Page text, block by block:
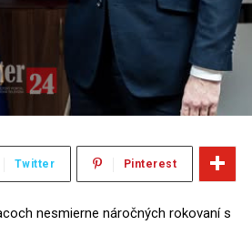
Twitter Pinterest
nesmierne náročných rokovaní s